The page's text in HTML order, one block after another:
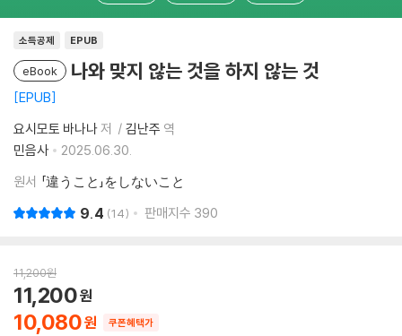
소득공제 EPUB
eBook 나와 맞지 않는 것을 하지 않는 것
EPUB
요시모토 바나나저 김난주 역
민음사
2025.06.30.
원서 「違うこと」をしないこと
9.4 14 판매지수 390
11,200원
10,080
11,200
쿠폰혜택가